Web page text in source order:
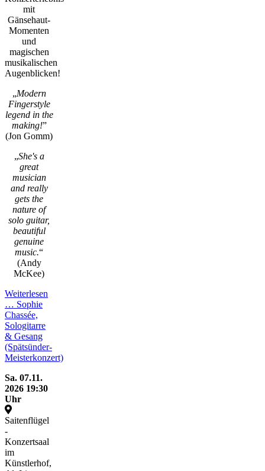
mit
Gänsehaut-
Momenten
und
magischen
musikalischen
Augenblicken!
„Modern
Fingerstyle
legend in the
making!”
(Jon Gomm)
„She's a
great
musician
and really
gets the
nature of
solo guitar,
beautiful
genuine
music.“
(Andy
McKee)
Weiterlesen
… Sophie
Chassée,
Sologitarre
& Gesang
(Spätsünder-
Meisterkonzert)
Sa. 07.11.
2026 19:30
Uhr
Saitenflügel
-
Konzertsaal
im
Künstlerhof,